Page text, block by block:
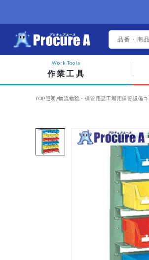
作業工具
TOP照明/物流物流・保管用品工場用保管設備